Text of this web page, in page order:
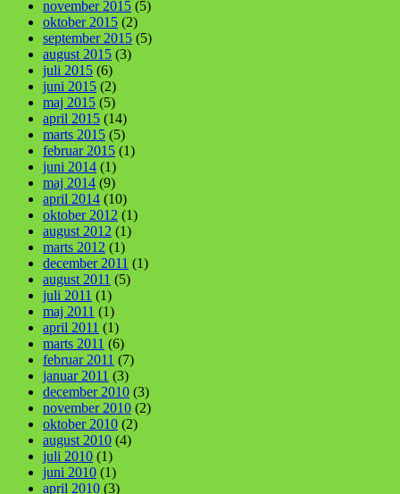
november 2015 (5)
oktober 2015 (2)
september 2015 (5)
august 2015 (3)
juli 2015 (6)
juni 2015 (2)
maj 2015 (5)
april 2015 (14)
marts 2015 (5)
februar 2015 (1)
juni 2014 (1)
maj 2014 (9)
april 2014 (10)
oktober 2012 (1)
august 2012 (1)
marts 2012 (1)
december 2011 (1)
august 2011 (5)
juli 2011 (1)
maj 2011 (1)
april 2011 (1)
marts 2011 (6)
februar 2011 (7)
januar 2011 (3)
december 2010 (3)
november 2010 (2)
oktober 2010 (2)
august 2010 (4)
juli 2010 (1)
juni 2010 (1)
april 2010 (3)